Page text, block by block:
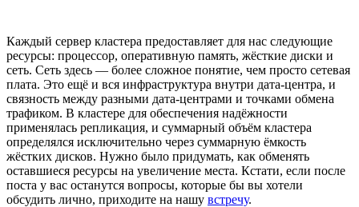
Каждый сервер кластера предоставляет для нас следующие
ресурсы: процессор, оперативную память, жёсткие диски и
сеть. Сеть здесь — более сложное понятие, чем просто сетевая
плата. Это ещё и вся инфраструктура внутри дата-центра, и
связность между разными дата-центрами и точками обмена
трафиком. В кластере для обеспечения надёжности
применялась репликация, и суммарный объём кластера
определялся исключительно через суммарную ёмкость
жёстких дисков. Нужно было придумать, как обменять
оставшиеся ресурсы на увеличение места. Кстати, если после
поста у вас останутся вопросы, которые бы вы хотели
обсудить лично, приходите на нашу встречу.